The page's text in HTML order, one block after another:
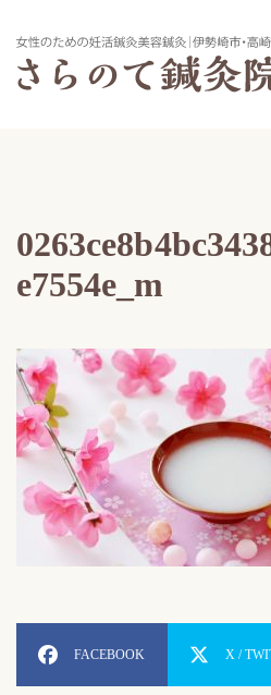
e7554e_m
FACEBOOK X /